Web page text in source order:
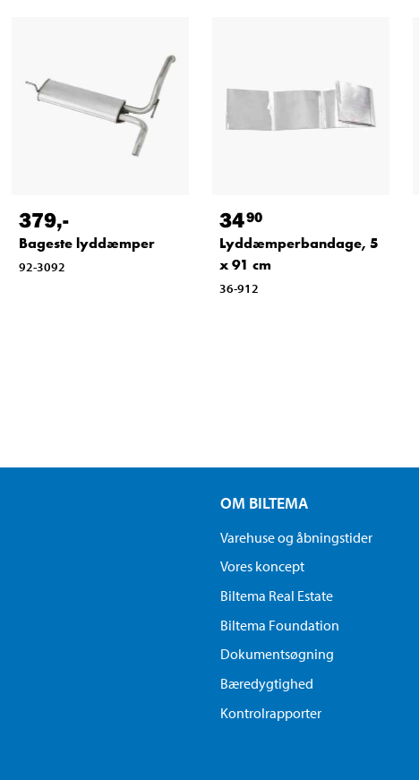
379,-
Bageste lyddæmper
92-3092
3490
Lyddæmperbandage, 5
x 91 cm
36-912
OM BILTEMA
Varehuse og åbningstider
Vores koncept
Biltema Real Estate
Biltema Foundation
Dokumentsøgning
Bæredygtighed
Kontrolrapporter